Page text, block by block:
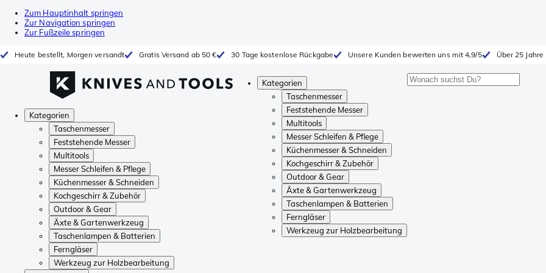
Zum Hauptinhalt springen
Zur Navigation springen
Zur Fußzeile springen
Heute bestellt, Morgen versandt Gratis Versand ab 50 € 30 Tage kostenlose Rückgabe Unsere Kunden bewerten uns mit 4,9/5 Über 25
Kategorien
Taschenmesser
Feststehende Messer
Multitools
Messer Schleifen & Pflege
Küchenmesser & Schneiden
Kochgeschirr & Zubehör
Outdoor & Gear
Äxte & Gartenwerkzeug
Taschenlampen & Batterien
Ferngläser
Werkzeug zur Holzbearbeitung
Kategorien
Taschenmesser
Feststehende Messer
Multitools
Messer Schleifen & Pflege
Küchenmesser & Schneiden
Kochgeschirr & Zubehör
Outdoor & Gear
Äxte & Gartenwerkzeug
Taschenlampen & Batterien
Ferngläser
Werkzeug zur Holzbearbeitung